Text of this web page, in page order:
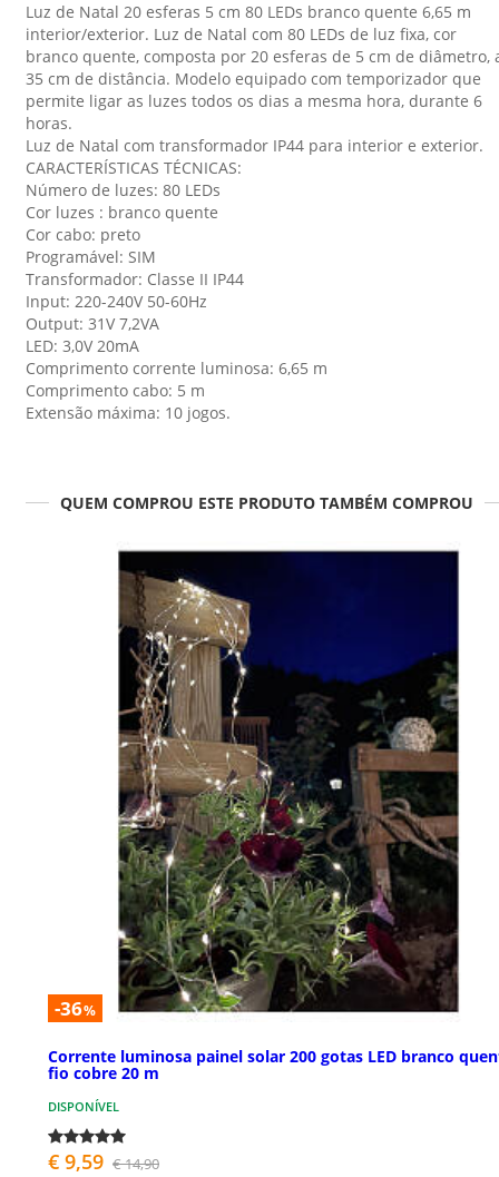
Luz de Natal 20 esferas 5 cm 80 LEDs branco quente 6,65 m
interior/exterior. Luz de Natal com 80 LEDs de luz fixa, cor
branco quente, composta por 20 esferas de 5 cm de diâmetro,
35 cm de distância. Modelo equipado com temporizador que
permite ligar as luzes todos os dias a mesma hora, durante 6
horas.
Luz de Natal com transformador IP44 para interior e exterior.
CARACTERÍSTICAS TÉCNICAS:
Número de luzes: 80 LEDs
Cor luzes : branco quente
Cor cabo: preto
Programável: SIM
Transformador: Classe II IP44
Input: 220-240V 50-60Hz
Output: 31V 7,2VA
LED: 3,0V 20mA
Comprimento corrente luminosa: 6,65 m
Comprimento cabo: 5 m
Extensão máxima: 10 jogos.
QUEM COMPROU ESTE PRODUTO TAMBÉM COMPROU
-36%
Corrente luminosa painel solar 200 gotas LED branco
fio cobre 20 m
DISPONÍVEL
€ 9,59 € 14,90